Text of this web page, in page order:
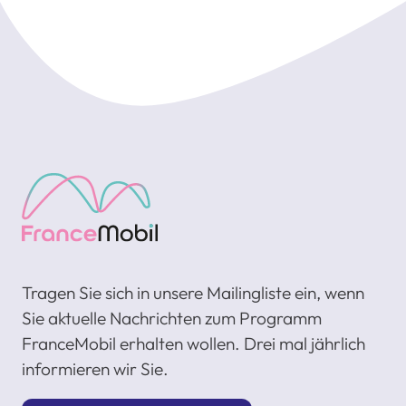
Tragen Sie sich in unsere Mailingliste ein, wenn
Sie aktuelle Nachrichten zum Programm
FranceMobil erhalten wollen. Drei mal jährlich
informieren wir Sie.